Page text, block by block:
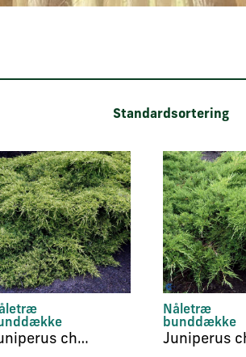
Juniperus chinensis ‘Old Gold’
Nåletræ
bunddække